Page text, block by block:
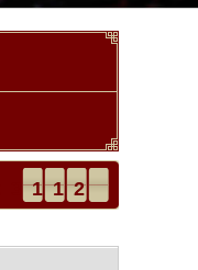
23112